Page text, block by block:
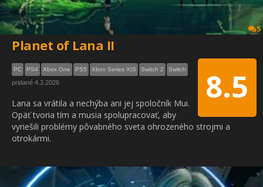
5
Planet of Lana II
8.5
PC PS4 Xbox One PS5 Xbox Series X|S Switch 2 Switch
pridané 4.3.2026
Lana sa vrátila a nechýba ani jej spoločník Mui.
Opäť tvoria tím a musia spolupracovať, aby
vyriešili problémy pôvabného sveta ohrozeného strojmi a
otrokármi.